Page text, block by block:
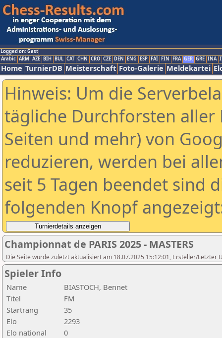
Logged on: Gast
Arabic ARM AZE BIH BUL CAT CHN CRO CZE DEN ENG ESP FAI FIN FRA GER GRE INA
Home TurnierDB Meisterschaft Foto-Galerie Meldekartei
Hinweis: Um die
tägliche Durchforsten aller
Seiten und mehr) von
reduzieren, werden bei
seit 5 Tagen beendet sind
folgenden Knopf
Championnat de PARIS 2025 - MASTERS
Die Seite wurde zuletzt aktualisiert am 18.07.2025 15:12:01, Ersteller/Letzter
Spieler Info
Name
BIASTOCH, Bennet
Titel
FM
Startrang
35
Elo
2293
Elo national
0